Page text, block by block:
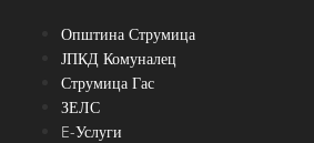
Општина Струмица
ЈПКД Комуналец
Струмица Гас
ЗЕЛС
E-Услуги